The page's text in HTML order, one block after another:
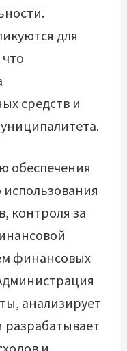
для
средств и
обеспечения
контроля за
финансовых
анализирует